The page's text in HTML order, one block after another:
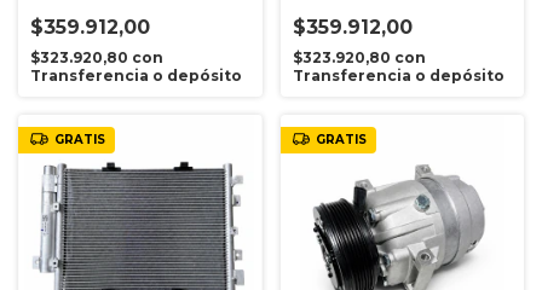
$359.912,00
$323.920,80 con
Transferencia o depósito
$359.912,00
$323.920,80 con
Transferencia o depósito
GRATIS GRATIS